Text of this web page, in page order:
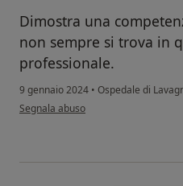
Dimostra una
non sempre si trova in
professionale.
9 gennaio 2024 • Ospedale di
secondo l'opinione dell'utente MB
Segnala abuso